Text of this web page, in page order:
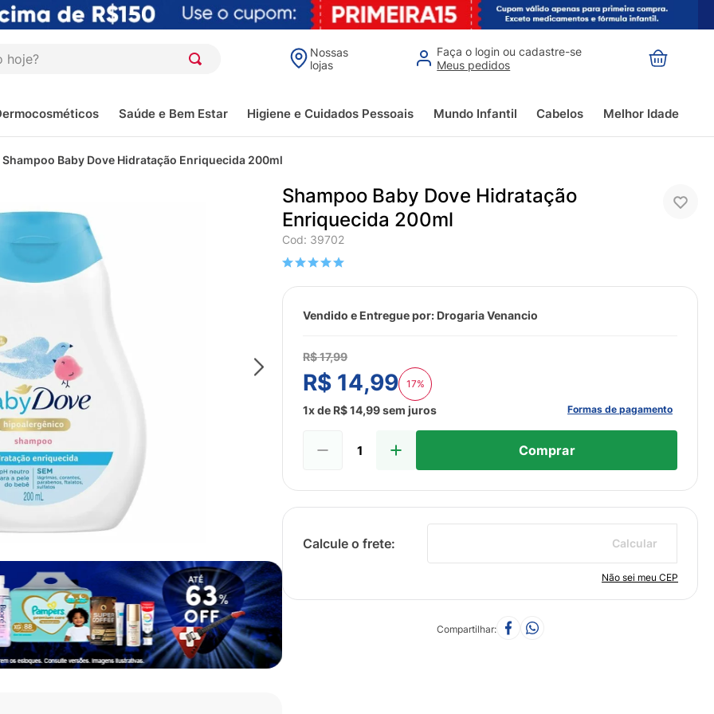
Nossas
lojas
Faça o login ou cadastre-se
Meus pedidos
Saúde e Bem Estar Higiene e Cuidados Pessoais Mundo Infantil Cabelos Melhor Idade
Shampoo Baby Dove Hidratação Enriquecida 200ml
Shampoo Baby Dove Hidratação
Enriquecida 200ml
Cod: 39702
Vendido e Entregue por: Drogaria Venancio
R$17,99
R$ 14,99 17%
1x de R$ 14,99sem juros Formas de pagamento
Comprar
Não sei meu CEP
Calcular
Compartilhar